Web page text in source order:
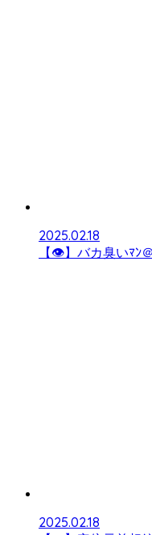
2025.02.18
【👁】バカ臭いﾏﾝ
2025.02.18